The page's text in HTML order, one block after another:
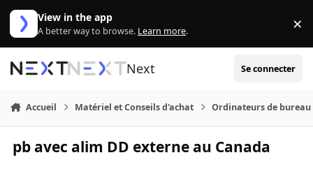
Aller au contenu
View in the app
A better way to browse. Learn more. ×
Next Se connecter
Accueil Matériel et Conseils d'achat Ordinateurs de bureau
pb avec alim DD externe au Canada